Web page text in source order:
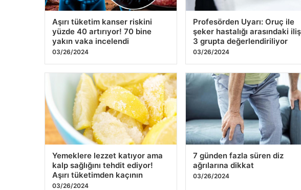
Aşırı tüketim kanser riskini
yakın vaka incelendi
03/26/2024
Profesörden Uyarı: Oruç ile
3 grupta değerlendiriliyor
03/26/2024
Yemeklere lezzet katıyor ama
Aşırı tüketimden kaçının
03/26/2024
7 günden fazla süren diz
03/26/2024